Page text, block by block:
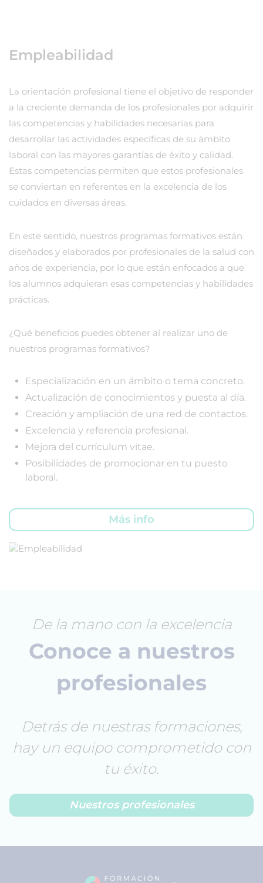
Empleabilidad
La orientación profesional tiene el objetivo de responder
a la creciente demanda de los profesionales por adquirir
las competencias y habilidades necesarias para
desarrollar las actividades específicas de su ámbito
laboral con las mayores garantías de éxito y calidad.
Estas competencias permiten que estos profesionales
se conviertan en referentes en la excelencia de los
cuidados en diversas áreas.
En este sentido, nuestros programas formativos están
diseñados y elaborados por profesionales de la salud con
años de experiencia, por lo que están enfocados a que
los alumnos adquieran esas competencias y habilidades
prácticas.
¿Qué beneficios puedes obtener al realizar uno de
nuestros programas formativos?
Especialización en un ámbito o tema concreto.
Actualización de conocimientos y puesta al día.
Creación y ampliación de una red de contactos.
Excelencia y referencia profesional.
Mejora del currículum vitae.
Posibilidades de promocionar en tu puesto
laboral.
Más info
De la mano con la excelencia
Conoce a nuestros
profesionales
Detrás de nuestras formaciones,
hay un equipo comprometido con
tu éxito.
Nuestros profesionales